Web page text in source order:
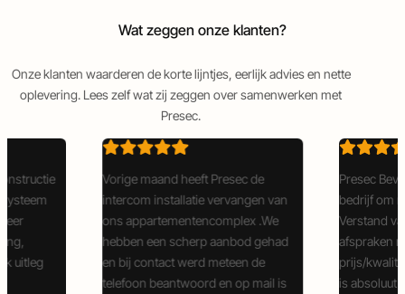
Wat zeggen onze klanten?
Onze klanten waarderen de korte lijntjes, eerlijk advies en nette
oplevering. Lees zelf wat zij zeggen over samenwerken met
Presec.
uitleg
Vorige maand heeft Presec de
intercom installatie vervangen van
ons appartementencomplex .We
hebben een scherp aanbod gehad
en bij contact werd meteen de
telefoon beantwoord en op mail is
Presec
bedrijf om
Verstand
afspraken
prijs/
is absoluut